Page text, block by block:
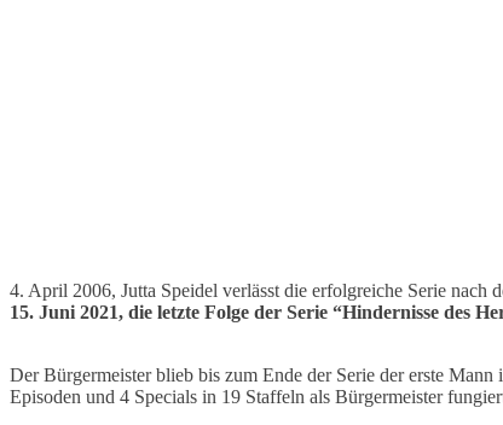
4. April 2006, Jutta Speidel verlässt die erfolgreiche Serie nach
15. Juni 2021, die letzte Folge der Serie “Hindernisse des
Der Bürgermeister blieb bis zum Ende der Serie der erste
Episoden und 4 Specials in 19 Staffeln als Bürgermeister